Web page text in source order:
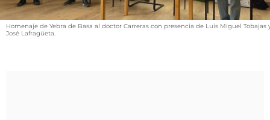
FIESTAS DE SAN LORENZO
Homenaje de Yebra de Basa al doctor Carreras con presencia de Luis Miguel Tobajas
José Lafragüeta.